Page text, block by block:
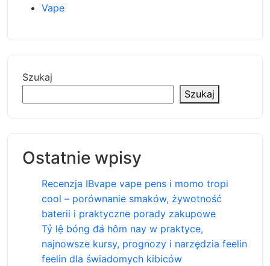
Vape
Szukaj
Szukaj
Ostatnie wpisy
Recenzja IBvape vape pens i momo tropi
cool – porównanie smaków, żywotność
baterii i praktyczne porady zakupowe
Tỷ lệ bóng đá hôm nay w praktyce,
najnowsze kursy, prognozy i narzędzia feelin
feelin dla świadomych kibiców